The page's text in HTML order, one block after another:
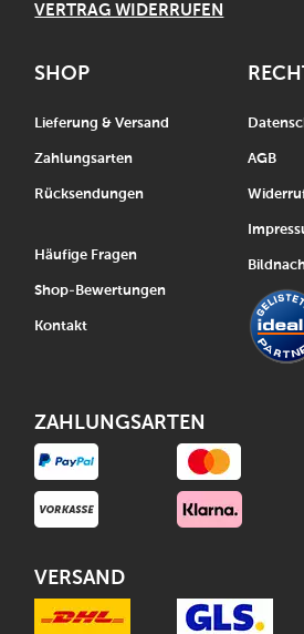
VERTRAG WIDERRUFEN
SHOP
Lieferung & Versand
Zahlungsarten
Rücksendungen
Häufige Fragen
Shop-Bewertungen
Kontakt
AGB
ZAHLUNGSARTEN
VERSAND